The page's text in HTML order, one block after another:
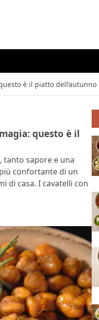
è il piatto dell’autunno
questo è il
tanto sapore e una
confortante di un
di casa. I cavatelli con